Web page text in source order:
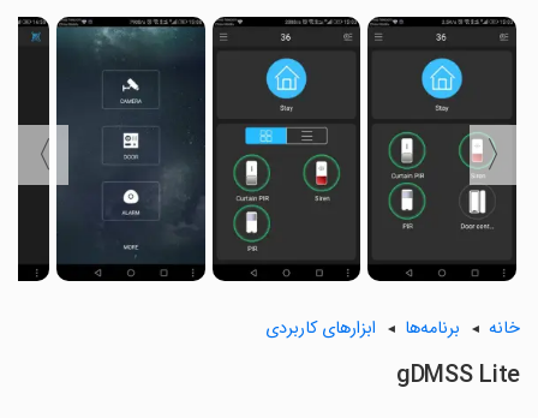
〈
〉
خانه برنامه‌ها ابزارهای کاربردی
gDMSS Lite